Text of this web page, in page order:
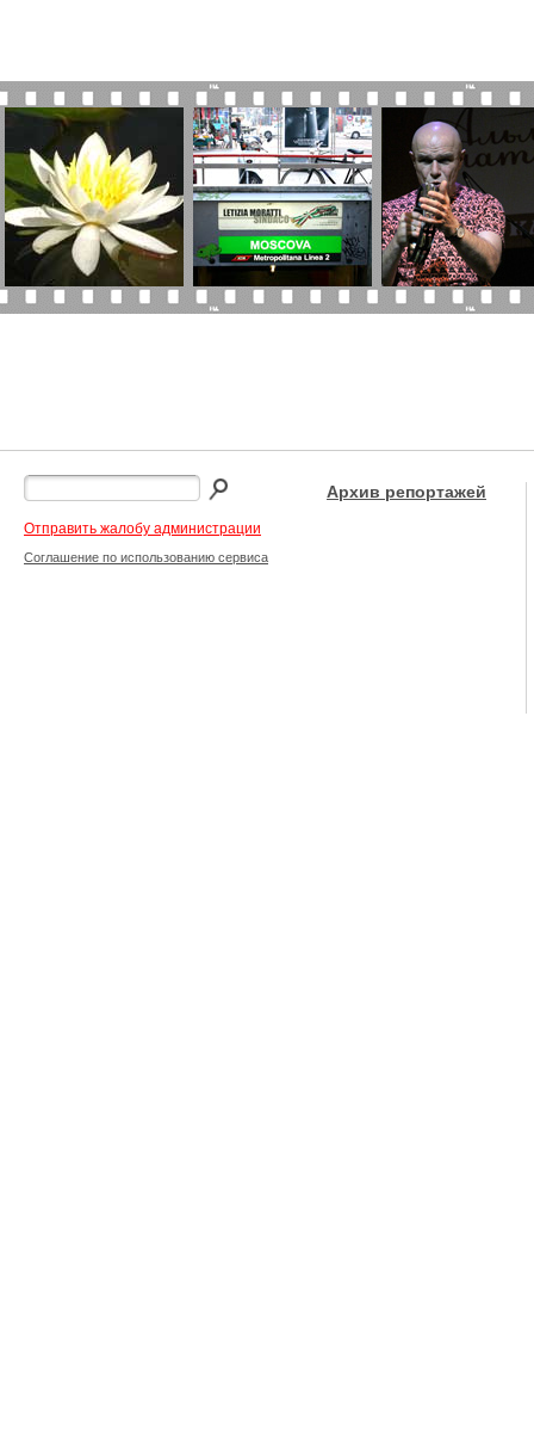
Отправить жалобу администрации
Соглашение по использованию сервиса
Архив репортажей